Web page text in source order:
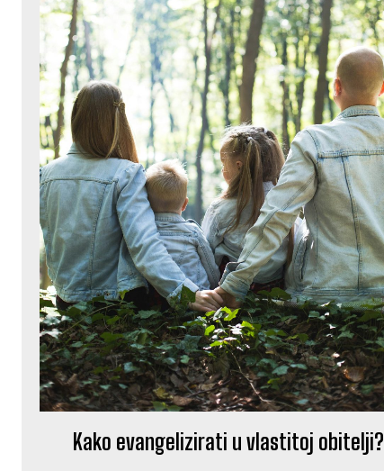
Kako evangelizirati u vlastitoj obitelji?